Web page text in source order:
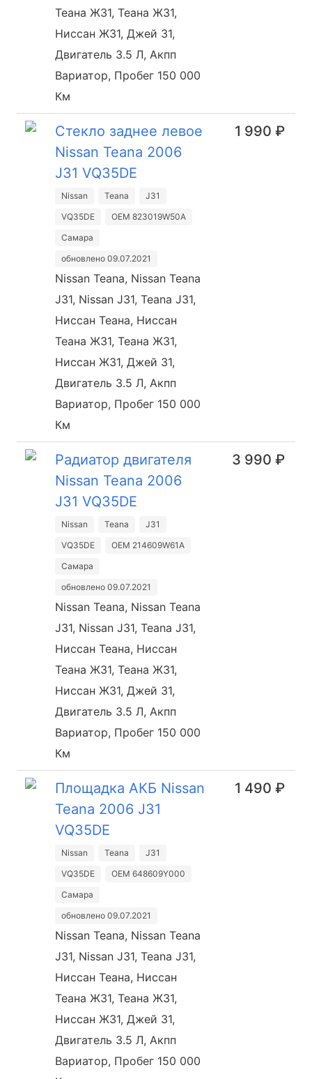
Теана Ж31, Теана Ж31,
Ниссан Ж31, Джей 31,
Двигатель 3.5 Л, Акпп
Вариатор, Пробег 150 000
Км
Стекло заднее левое
Nissan Teana 2006
J31 VQ35DE
Nissan Teana
J31
VQ35DE
OEM 823019W50A
Самара
обновлено 09.07.2021
Nissan Teana, Nissan Teana
J31, Nissan J31, Teana J31,
Ниссан Теана, Ниссан
Теана Ж31, Теана Ж31,
Ниссан Ж31, Джей 31,
Двигатель 3.5 Л, Акпп
Вариатор, Пробег 150 000
Км
1 990 ₽
Радиатор двигателя
Nissan Teana 2006
J31 VQ35DE
Nissan Teana
J31
VQ35DE
OEM 214609W61A
Самара
обновлено 09.07.2021
Nissan Teana, Nissan Teana
J31, Nissan J31, Teana J31,
Ниссан Теана, Ниссан
Теана Ж31, Теана Ж31,
Ниссан Ж31, Джей 31,
Двигатель 3.5 Л, Акпп
Вариатор, Пробег 150 000
Км
3 990 ₽
Площадка АКБ Nissan
Teana 2006 J31
VQ35DE
Nissan Teana
J31
VQ35DE
OEM 648609Y000
Самара
обновлено 09.07.2021
Nissan Teana, Nissan Teana
J31, Nissan J31, Teana J31,
Ниссан Теана, Ниссан
Теана Ж31, Теана Ж31,
Ниссан Ж31, Джей 31,
Двигатель 3.5 Л, Акпп
Вариатор, Пробег 150 000
1 490 ₽